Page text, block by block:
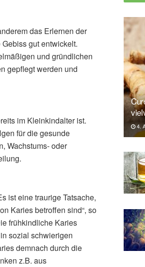
das Erlernen der
gut entwickelt.
und gründlichen
gepflegt werden und
im Kleinkindalter ist.
für die gesunde
Wachstums- oder
ist eine traurige Tatsache,
Karies betroffen sind“, so
frühkindliche Karies
sozial schwierigen
demnach durch die
z.B. aus
4.